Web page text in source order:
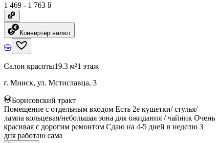
1 469 - 1 763 ƃ
Конвертер валют
Салон красоты19.3 м²1 этаж
г. Минск, ул. Мстиславца, 3
Борисовский тракт
Помещение с отдельным входом Есть 2е кушетки/ стулья/
лампа кольцевая/небольшая зона для ожидания / чайник Очень
красивая с дорогим ремонтом Сдаю на 4-5 дней в неделю 3
дня работаю сама